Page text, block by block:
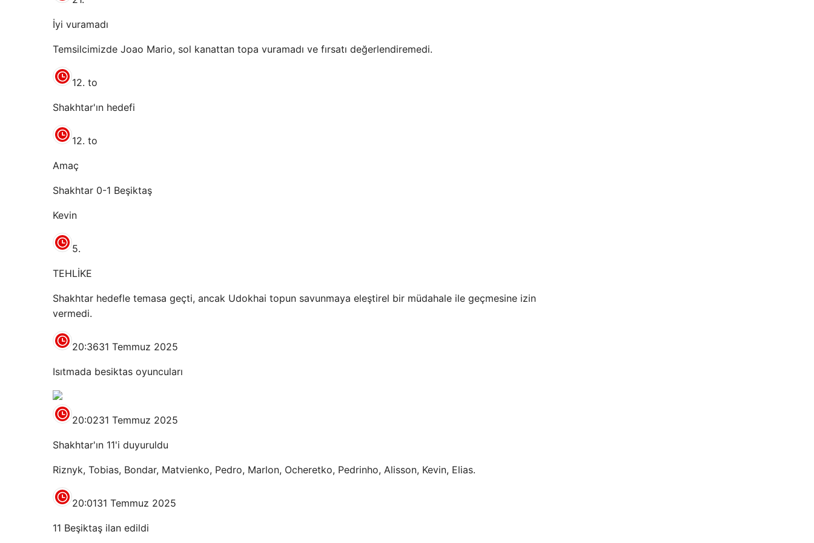
İyi vuramadı
Temsilcimizde Joao Mario, sol kanattan topa vuramadı ve fırsatı değerlendiremedi.
12. to
Shakhtar'ın hedefi
12. to
Amaç
Shakhtar 0-1 Beşiktaş
Kevin
5.
TEHLİKE
Shakhtar hedefle temasa geçti, ancak Udokhai topun savunmaya eleştirel bir müdahale ile geçmesine izin
vermedi.
20:3631 Temmuz 2025
Isıtmada besiktas oyuncuları
20:0231 Temmuz 2025
Shakhtar'ın 11'i duyuruldu
Riznyk, Tobias, Bondar, Matvienko, Pedro, Marlon, Ocheretko, Pedrinho, Alisson, Kevin, Elias.
20:0131 Temmuz 2025
11 Beşiktaş ilan edildi